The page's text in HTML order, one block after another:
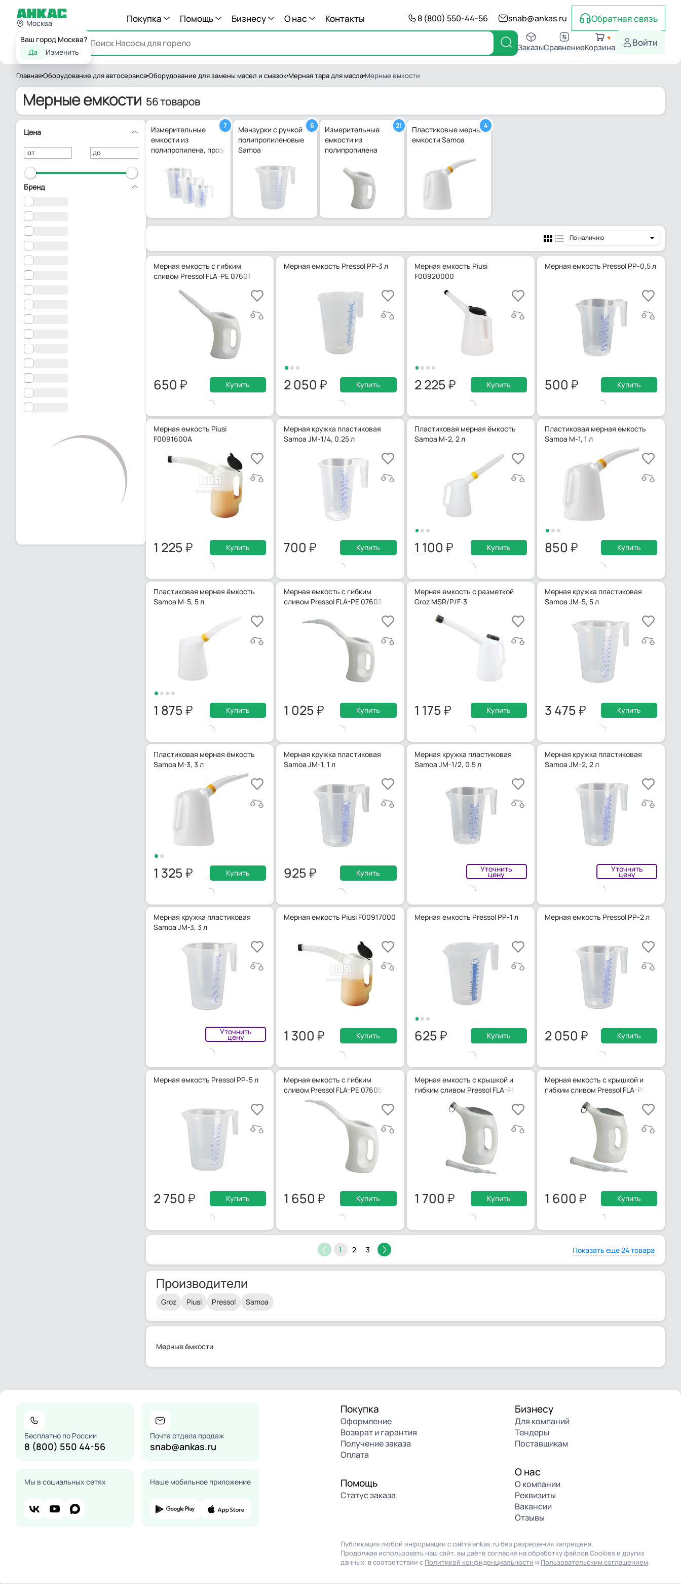
Москва
Ваш город Москва?
Да
Изменить
Покупка Помощь Бизнесу О нас Контакты 8 (800) 550-44-56 snab@ankas.ru Обратная связь
Каталог ЗаказыСравнениеКорзина Войти
ГлавнаяОборудование для автосервисаОборудование для замены масел и смазок Мерная тара для масла Мерные емкости
Мерные емкости 56 товаров
Цена
от до
Бренд
Измерительные
емкости из
полипропилена, прозрачные
7
Мензурки с ручкой
полипропиленовые
Samoa
6
Измерительные
емкости из
полипропилена
21
Пластиковые мерные
емкости Samoa
4
По наличию
Мерная емкость с гибким
сливом Pressol FLA-PE 07601
650 Купить
Мерная емкость Pressol PP-3 л
2 050 Купить
Мерная емкость Piusi
F00920000
2 225 Купить
Мерная емкость Pressol PP-0,5 л
500 Купить
Мерная емкость Piusi
F0091600A
1 225 Купить
Мерная кружка пластиковая
Samoa JM-1/4, 0.25 л
700 Купить
Пластиковая мерная ёмкость
Samoa M-2, 2 л
1 100 Купить
Пластиковая мерная емкость
Samoa M-1, 1 л
850 Купить
Пластиковая мерная ёмкость
Samoa M-5, 5 л
1 875 Купить
Мерная емкость с гибким
сливом Pressol FLA-PE 07603
1 025 Купить
Мерная емкость с разметкой
Groz MSR/P/F-3
1 175 Купить
Мерная кружка пластиковая
Samoa JM-5, 5 л
3 475 Купить
Пластиковая мерная ёмкость
Samoa M-3, 3 л
1 325 Купить
Мерная кружка пластиковая
Samoa JM-1, 1 л
925 Купить
Мерная кружка пластиковая
Samoa JM-1/2, 0.5 л
Уточнить
цену
Мерная кружка пластиковая
Samoa JM-2, 2 л
Уточнить
цену
Мерная кружка пластиковая
Samoa JM-3, 3 л
Уточнить
цену
Мерная емкость Piusi F00917000
1 300 Купить
Мерная емкость Pressol PP-1 л
625 Купить
Мерная емкость Pressol PP-2 л
2 050 Купить
Мерная емкость Pressol PP-5 л
2 750 Купить
Мерная емкость с гибким
сливом Pressol FLA-PE 07605
1 650 Купить
Мерная емкость с крышкой и
гибким сливом Pressol FLA-PE 07625
1 700 Купить
Мерная емкость с крышкой и
гибким сливом Pressol FLA-PE 07623
1 600 Купить
1 2 3 Показать еще 24 товара
Производители
Groz Piusi Pressol Samoa
Мерные ёмкости
Бесплатно по России
8 (800) 550 44-56
Почта отдела продаж
snab@ankas.ru
Мы в социальных сетях Наше мобильное приложение
Покупка
Оформление
Возврат и гарантия
Получение заказа
Оплата
Помощь
Статус заказа
Бизнесу
Для компаний
Тендеры
Поставщикам
О нас
О компании
Реквизиты
Вакансии
Отзывы
Публикация любой информации с сайта ankas.ru без разрешения запрещена.
Продолжая использовать наш сайт, вы даёте согласие на обработку файлов Cookies и других
данных, в соответствии с Политикой конфиденциальности и Пользовательским соглашением.